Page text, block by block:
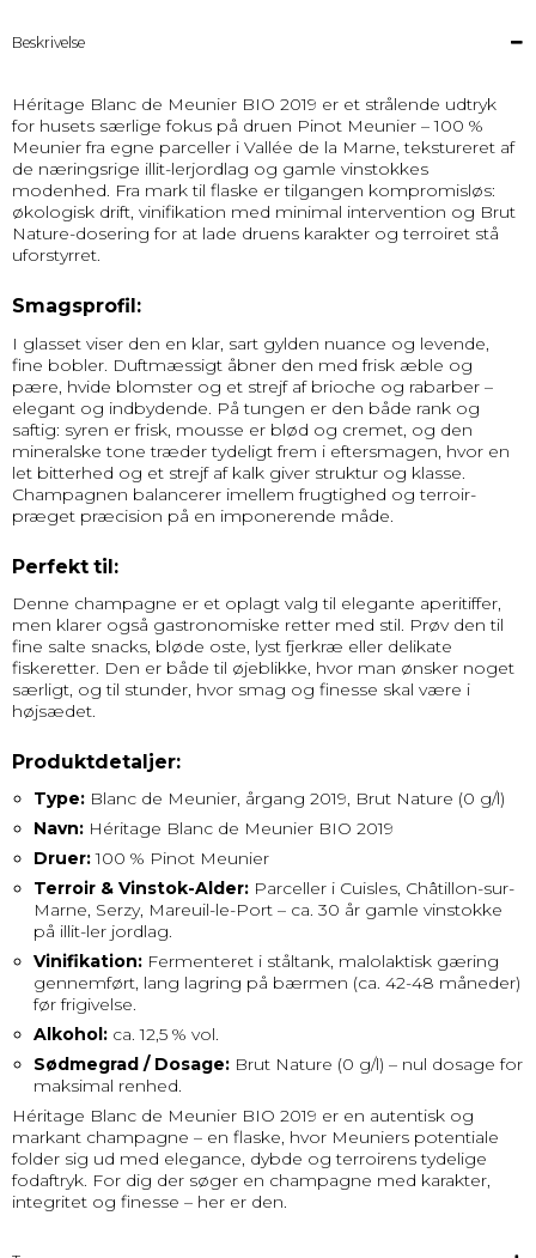
Beskrivelse
Héritage Blanc de Meunier BIO 2019 er et strålende udtryk
for husets særlige fokus på druen Pinot Meunier – 100 %
Meunier fra egne parceller i Vallée de la Marne, tekstureret af
de næringsrige illit-lerjordlag og gamle vinstokkes
modenhed. Fra mark til flaske er tilgangen kompromisløs:
økologisk drift, vinifikation med minimal intervention og Brut
Nature-dosering for at lade druens karakter og terroiret stå
uforstyrret.
Smagsprofil:
I glasset viser den en klar, sart gylden nuance og levende,
fine bobler. Duftmæssigt åbner den med frisk æble og
pære, hvide blomster og et strejf af brioche og rabarber –
elegant og indbydende. På tungen er den både rank og
saftig: syren er frisk, mousse er blød og cremet, og den
mineralske tone træder tydeligt frem i eftersmagen, hvor en
let bitterhed og et strejf af kalk giver struktur og klasse.
Champagnen balancerer imellem frugtighed og terroir-
præget præcision på en imponerende måde.
Perfekt til:
Denne champagne er et oplagt valg til elegante aperitiffer,
men klarer også gastronomiske retter med stil. Prøv den til
fine salte snacks, bløde oste, lyst fjerkræ eller delikate
fiskeretter. Den er både til øjeblikke, hvor man ønsker noget
særligt, og til stunder, hvor smag og finesse skal være i
højsædet.
Produktdetaljer:
Type:Blanc de Meunier, årgang 2019, Brut Nature (0 g/l)
Navn:Héritage Blanc de Meunier BIO 2019
Druer:100 % Pinot Meunier
Terroir & Vinstok-Alder:Parceller i Cuisles, Châtillon-sur-
Marne, Serzy, Mareuil-le-Port – ca. 30 år gamle vinstokke
på illit-ler jordlag.
Vinifikation:Fermenteret i ståltank, malolaktisk gæring
gennemført, lang lagring på bærmen (ca. 42-48 måneder)
før frigivelse.
Alkohol:ca. 12,5 % vol.
Sødmegrad / Dosage:Brut Nature (0 g/l) – nul dosage for
maksimal renhed.
Héritage Blanc de Meunier BIO 2019 er en autentisk og
markant champagne – en flaske, hvor Meuniers potentiale
folder sig ud med elegance, dybde og terroirens tydelige
fodaftryk. For dig der søger en champagne med karakter,
integritet og finesse – her er den.